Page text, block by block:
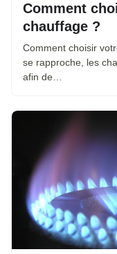
Comment
chauffage ?
Comment choisir
se rapproche, les
afin de…